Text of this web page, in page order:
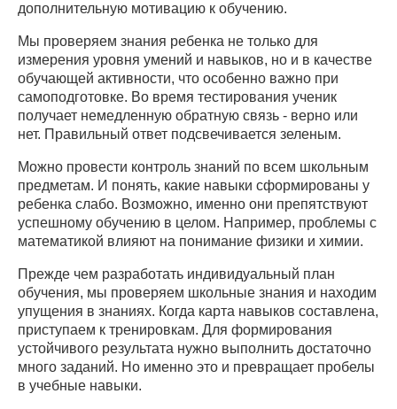
дополнительную мотивацию к обучению.
Мы проверяем знания ребенка не только для
измерения уровня умений и навыков, но и в качестве
обучающей активности, что особенно важно при
самоподготовке. Во время тестирования ученик
получает немедленную обратную связь - верно или
нет. Правильный ответ подсвечивается зеленым.
Можно провести контроль знаний по всем школьным
предметам. И понять, какие навыки сформированы у
ребенка слабо. Возможно, именно они препятствуют
успешному обучению в целом. Например, проблемы с
математикой влияют на понимание физики и химии.
Прежде чем разработать индивидуальный план
обучения, мы проверяем школьные знания и находим
упущения в знаниях. Когда карта навыков составлена,
приступаем к тренировкам. Для формирования
устойчивого результата нужно выполнить достаточно
много заданий. Но именно это и превращает пробелы
в учебные навыки.